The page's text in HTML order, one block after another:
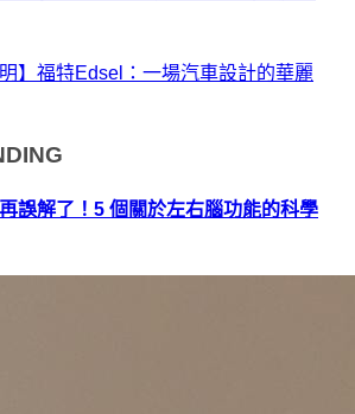
誤解了！5 個關於左右腦功能的科學